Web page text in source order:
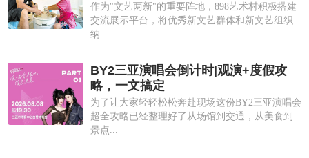
作为"文艺两新"的重要阵地，898艺术村积极搭建
交流展示平台，将优秀新文艺群体和新文艺组织
纳...
BY2三亚演唱会倒计时|观演+度假攻
略，一文搞定
为了让大家轻轻松松奔赴现场这份BY2三亚演唱会
超全攻略已经整理好了从场馆到交通，从美食到
景点...